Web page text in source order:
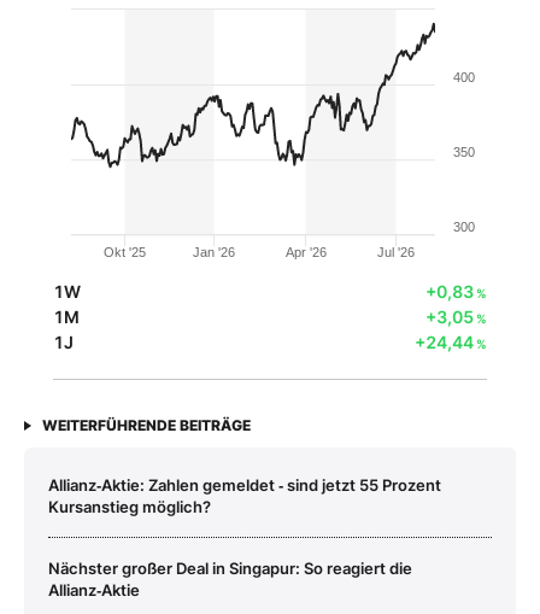
Okt '25 Jan '26 Apr '26 Jul '26
300
350
400
1W +0,83%
1M +3,05%
1J +24,44%
WEITERFÜHRENDE BEITRÄGE
Allianz‑Aktie: Zahlen gemeldet ‑ sind jetzt 55 Prozent
Kursanstieg möglich?
Nächster großer Deal in Singapur: So reagiert die
Allianz‑Aktie